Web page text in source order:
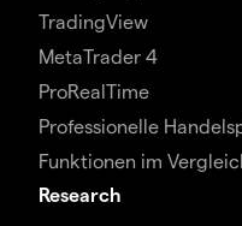
TradingView
MetaTrader 4
ProRealTime
Professionelle
Funktionen im
Research